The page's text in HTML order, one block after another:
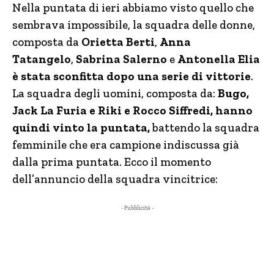
Nella puntata di ieri abbiamo visto quello che
sembrava impossibile, la squadra delle donne,
composta da Orietta Berti, Anna
Tatangelo, Sabrina Salerno e Antonella Elia
è stata sconfitta dopo una serie di vittorie.
La squadra degli uomini, composta da: Bugo,
Jack La Furia e Riki e Rocco Siffredi, hanno
quindi vinto la puntata,battendo la squadra
femminile che era campione indiscussa già
dalla prima puntata. Ecco il momento
dell’annuncio della squadra vincitrice:
- Pubblicità -